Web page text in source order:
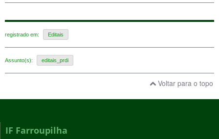
registrado em: Editais
Assunto(s): editais_prdi
Voltar para o topo
IF Farroupilha